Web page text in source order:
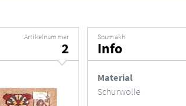
Artikelnummer
2
Soumakh
Info
Material
Schurwolle